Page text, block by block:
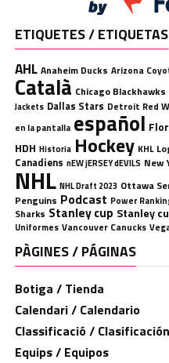
ETIQUETES / ETIQUETAS
AHL Anaheim Ducks Arizona
Català Chicago Blackhawks
Jackets Dallas Stars Detroit Red
en la pantalla español
HDH Historia Hockey KHL
Canadiens nEW jERSEY dEVILS New
NHL NHL Draft 2023 Ottawa
Penguins Podcast Power
Sharks Stanley cup Stanley
Uniformes Vancouver Canucks
PÀGINES / PÁGINAS
Botiga / Tienda
Calendari / Calendario
Classificació / Clasificación
Equips / Equipos